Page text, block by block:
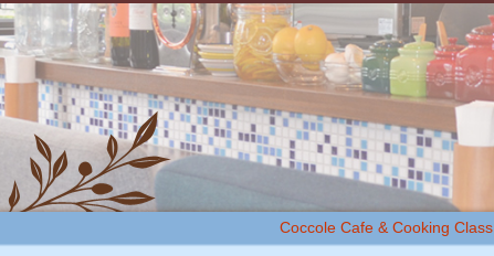
Coccole Cafe & Cooking Class